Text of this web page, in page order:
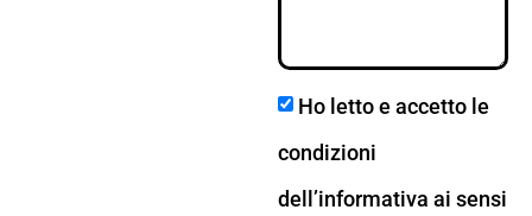
Ho letto e accetto le
condizioni
dell’informativa ai sensi